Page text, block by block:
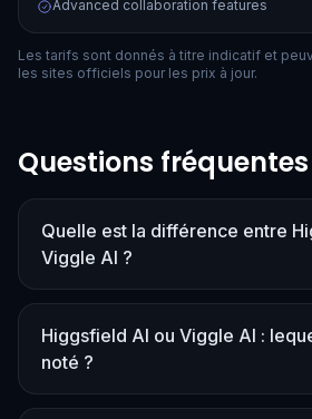
Advanced collaboration features
Les tarifs sont donnés à titre indicatif et
les sites officiels pour les prix à jour.
Questions fréquentes
Quelle est la différence entre
Viggle AI ?
Higgsfield AI ou Viggle AI :
noté ?